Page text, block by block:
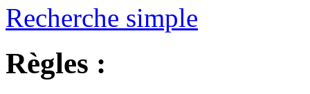
Recherche simple
Règles :